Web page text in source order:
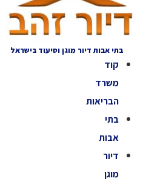
בתי אבות דיור מוגן וסיעוד בישראל
קוד
משרד
הבריאות
בתי
אבות
דיור
מוגן